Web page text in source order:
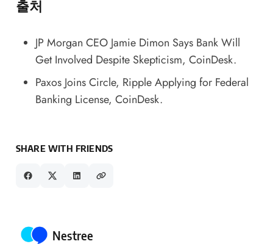
출처
JP Morgan CEO Jamie Dimon Says Bank Will
Get Involved Despite Skepticism, CoinDesk.
Paxos Joins Circle, Ripple Applying for Federal
Banking License, CoinDesk.
SHARE WITH FRIENDS
Posted by
Nestree